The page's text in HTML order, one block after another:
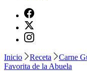
Inicio Receta
Carne
Favorita de la Abuela